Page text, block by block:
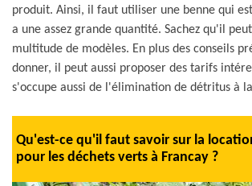
produit. Ainsi, il faut utiliser une benne qui
a une assez grande quantité. Sachez qu'il
multitude de modèles. En plus des conseils
donner, il peut aussi proposer des tarifs
s'occupe aussi de l'élimination de détritus à
Qu'est-ce qu'il faut savoir sur la
pour les déchets verts à Francay ?